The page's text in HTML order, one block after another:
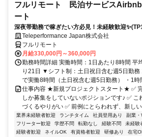
フルリモート 民泊サービス
ート
深夜帯勤務で稼ぎたい方必見！未経験歓迎
Teleperformance Japan株式会社
フルリモート
月給330,000円～360,000円
勤務時間詳細 実働時間：1日あたり8時間 平
り21日 ▼シフト制：土日祝日含む週5日勤
で実働8時間（土日祝含む週5日勤務） ・1時
仕事内容 ★新規プロジェクトスタート★ ✅
しか募集をしていないポジションです♪ ✅
づくるやりがい ✅ 前例にとらわれず、新し
業界未経験者歓迎 ランチタイム 社員登用あり
副業・
フリーター歓迎
学歴不問 転勤なし 経験不問 未経験
経験者歓迎
ネイルOK 有資格者歓迎 研修あり 在宅